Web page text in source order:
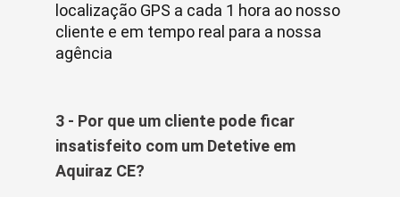
localização GPS a cada 1 hora ao nosso
cliente e em tempo real para a nossa
agência
3 - Por que um cliente pode ficar
insatisfeito com um Detetive em
Aquiraz CE?